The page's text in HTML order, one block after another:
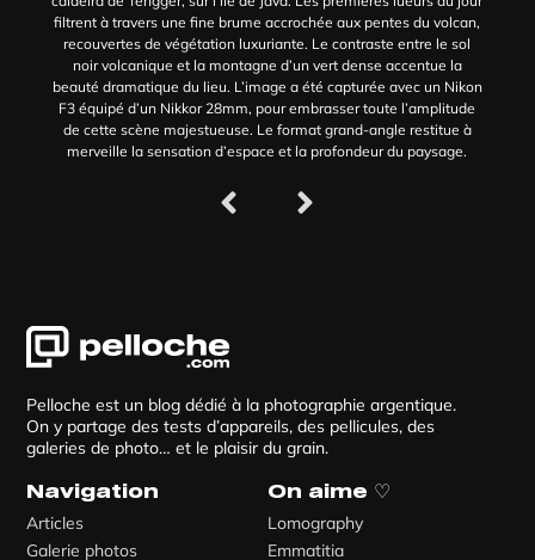
filtrent à travers une fine brume accrochée aux pentes du volcan,
recouvertes de végétation luxuriante. Le contraste entre le sol
noir volcanique et la montagne d’un vert dense accentue la
beauté dramatique du lieu. L’image a été capturée avec un Nikon
F3 équipé d’un Nikkor 28mm, pour embrasser toute l’amplitude
de cette scène majestueuse. Le format grand-angle restitue à
merveille la sensation d’espace et la profondeur du paysage.
Pelloche est un blog dédié à la photographie argentique.
On y partage des tests d’appareils, des pellicules, des
galeries de photo… et le plaisir du grain.
Navigation
Articles
Galerie photos
On aime ♡
Lomography
Emmatitia